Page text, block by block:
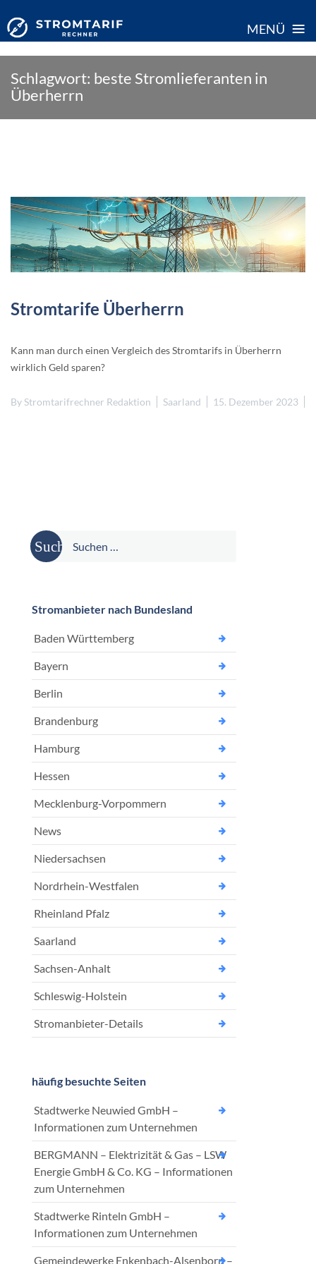
MENÜ ≡
content
Schlagwort: beste Stromlieferanten in
Überherrn
Stromtarife Überherrn
Kann man durch einen Vergleich des Stromtarifs in Überherrn
wirklich Geld sparen?
By Stromtarifrechner Redaktion Saarland 15. Dezember 2023
Suche
nach:
Stromanbieter nach Bundesland
Baden Württemberg
Bayern
Berlin
Brandenburg
Hamburg
Hessen
Mecklenburg-Vorpommern
News
Niedersachsen
Nordrhein-Westfalen
Rheinland Pfalz
Saarland
Sachsen-Anhalt
Schleswig-Holstein
Stromanbieter-Details
häufig besuchte Seiten
Stadtwerke Neuwied GmbH –
Informationen zum Unternehmen
BERGMANN – Elektrizität & Gas – LSW
Energie GmbH & Co. KG – Informationen
zum Unternehmen
Stadtwerke Rinteln GmbH –
Informationen zum Unternehmen
Gemeindewerke Enkenbach-Alsenborn –